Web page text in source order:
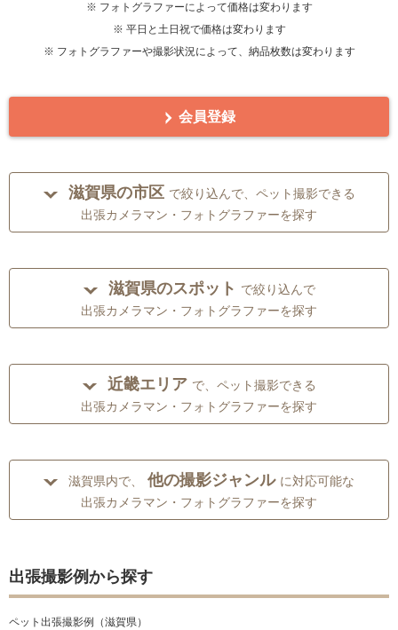
※ フォトグラファーによって価格は変わります
※ 平日と土日祝で価格は変わります
※ フォトグラファーや撮影状況によって、納品枚数は変わります
会員登録
滋賀県の市区 で絞り込んで、ペット撮影できる
出張カメラマン・フォトグラファーを探す
滋賀県のスポット で絞り込んで
出張カメラマン・フォトグラファーを探す
近畿エリア で、ペット撮影できる
出張カメラマン・フォトグラファーを探す
滋賀県内で、 他の撮影ジャンル に対応可能な
出張カメラマン・フォトグラファーを探す
出張撮影例から探す
ペット出張撮影例（滋賀県）